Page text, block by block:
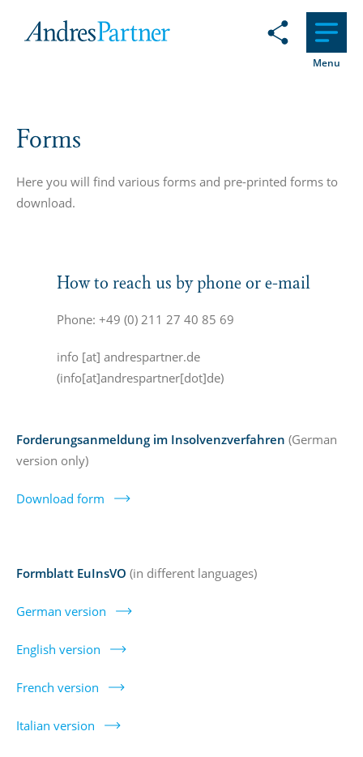
Menu
Forms
Here you will find various forms and pre-printed forms to
download.
How to reach us by phone or e-mail
Phone: +49 (0) 211 27 40 85 69
info [at] andrespartner.de
(info[at]andrespartner[dot]de)
Forderungsanmeldung im Insolvenzverfahren (German
version only)
Download form
Formblatt EuInsVO (in different languages)
German version
English version
French version
Italian version